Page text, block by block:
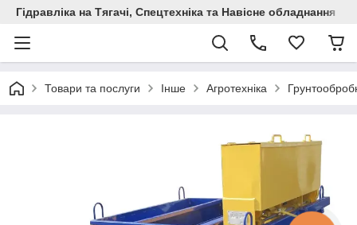
Гідравліка на Тягачі, Спецтехніка та Навісне обладнання
Товари та послуги Інше Агротехніка